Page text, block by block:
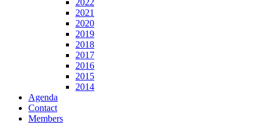
2022
2021
2020
2019
2018
2017
2016
2015
2014
Agenda
Contact
Members